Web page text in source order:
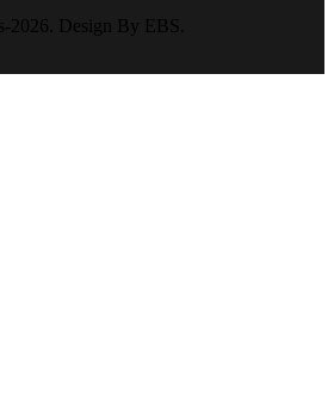
2026. Design By EBS.